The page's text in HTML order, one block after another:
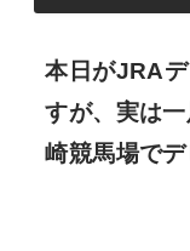
本日がJRA
すが、実は
崎競馬場でデ